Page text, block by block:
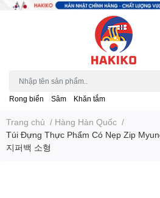
Rong biển Sâm Khăn tắm
Trang chủ / Hàng Hàn Quốc /
Túi Đựng Thực Phẩm Có Nẹp Zip
지퍼백 소형